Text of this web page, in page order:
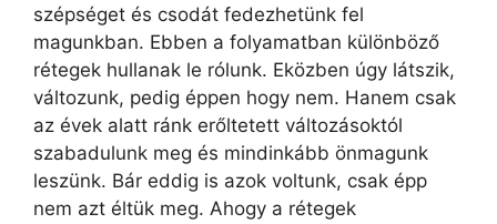
szépséget és csodát fedezhetünk fel
magunkban. Ebben a folyamatban különböző
rétegek hullanak le rólunk. Eközben úgy látszik,
változunk, pedig éppen hogy nem. Hanem csak
az évek alatt ránk erőltetett változásoktól
szabadulunk meg és mindinkább önmagunk
leszünk. Bár eddig is azok voltunk, csak épp
nem azt éltük meg. Ahogy a rétegek